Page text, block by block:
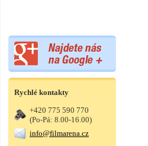
Rychlé kontakty
+420 775 590 770
(Po-Pá: 8.00-16.00)
info@filmarena.cz